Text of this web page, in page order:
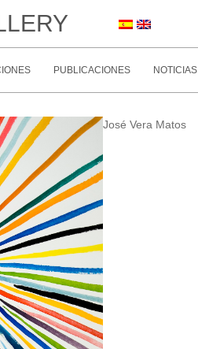
PUBLICACIONES NOTICIAS
José Vera Matos